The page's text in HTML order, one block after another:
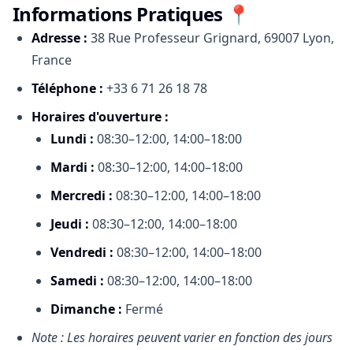
Informations Pratiques 📍
Adresse : 38 Rue Professeur Grignard, 69007 Lyon,
France
Téléphone : +33 6 71 26 18 78
Horaires d'ouverture :
Lundi : 08:30–12:00, 14:00–18:00
Mardi : 08:30–12:00, 14:00–18:00
Mercredi : 08:30–12:00, 14:00–18:00
Jeudi : 08:30–12:00, 14:00–18:00
Vendredi : 08:30–12:00, 14:00–18:00
Samedi : 08:30–12:00, 14:00–18:00
Dimanche : Fermé
Note : Les horaires peuvent varier en fonction des jours